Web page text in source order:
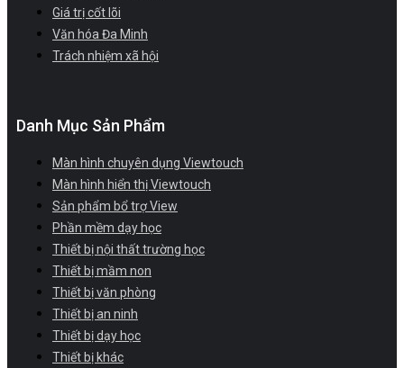
Giá trị cốt lõi
Văn hóa Đa Minh
Trách nhiệm xã hội
Danh Mục Sản Phẩm
Màn hình chuyên dụng Viewtouch
Màn hình hiển thị Viewtouch
Sản phẩm bổ trợ View
Phần mềm dạy học
Thiết bị nội thất trường học
Thiết bị mầm non
Thiết bị văn phòng
Thiết bị an ninh
Thiết bị dạy học
Thiết bị khác